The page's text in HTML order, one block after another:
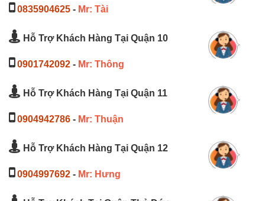
0835904625 - Mr: Tài
Hỗ Trợ Khách Hàng Tại Quận 10
0901742092 - Mr: Thông
Hỗ Trợ Khách Hàng Tại Quận 11
0904942786 - Mr: Thuận
Hỗ Trợ Khách Hàng Tại Quận 12
0904997692 - Mr: Hưng